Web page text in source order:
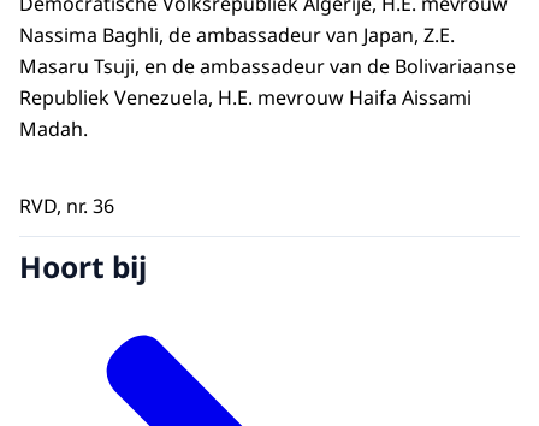
Nassima Baghli, de ambassadeur van Japan, Z.E.
Masaru Tsuji, en de ambassadeur van de Bolivariaanse
Republiek Venezuela, H.E. mevrouw Haifa Aissami
Madah.
RVD, nr. 36
Hoort bij